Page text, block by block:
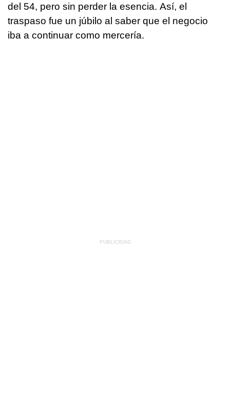
del 54, pero sin perder la esencia. Así, el
traspaso fue un júbilo al saber que el negocio
iba a continuar como mercería.